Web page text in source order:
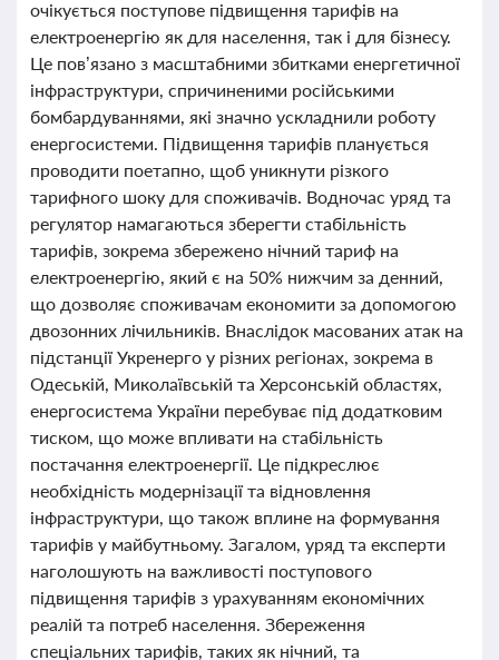
очікується поступове підвищення тарифів на
електроенергію як для населення, так і для бізнесу.
Це пов’язано з масштабними збитками енергетичної
інфраструктури, спричиненими російськими
бомбардуваннями, які значно ускладнили роботу
енергосистеми. Підвищення тарифів планується
проводити поетапно, щоб уникнути різкого
тарифного шоку для споживачів. Водночас уряд та
регулятор намагаються зберегти стабільність
тарифів, зокрема збережено нічний тариф на
електроенергію, який є на 50% нижчим за денний,
що дозволяє споживачам економити за допомогою
двозонних лічильників. Внаслідок масованих атак на
підстанції Укренерго у різних регіонах, зокрема в
Одеській, Миколаївській та Херсонській областях,
енергосистема України перебуває під додатковим
тиском, що може впливати на стабільність
постачання електроенергії. Це підкреслює
необхідність модернізації та відновлення
інфраструктури, що також вплине на формування
тарифів у майбутньому. Загалом, уряд та експерти
наголошують на важливості поступового
підвищення тарифів з урахуванням економічних
реалій та потреб населення. Збереження
спеціальних тарифів, таких як нічний, та